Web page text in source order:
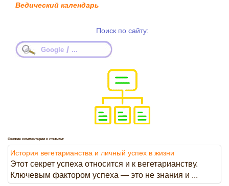
Ведический календарь
Поиск по сайту:
Google / ...
Свежие комментарии к статьям:
История вегетарианства и личный успех в жизни
Этот секрет успеха относится и к вегетарианству.
Ключевым фактором успеха — это не знания и ...